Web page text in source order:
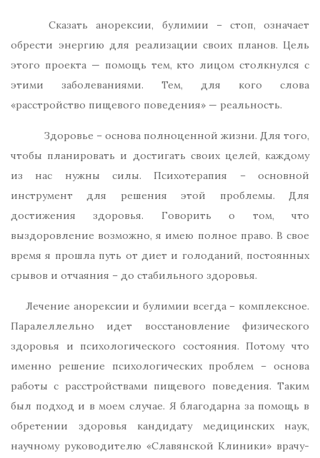
Сказать анорексии, булимии – стоп, означает
обрести энергию для реализации своих планов. Цель
этого проекта — помощь тем, кто лицом столкнулся с
этими заболеваниями. Тем, для кого слова
«расстройство пищевого поведения» — реальность.
Здоровье – основа полноценной жизни. Для того,
чтобы планировать и достигать своих целей, каждому
из нас нужны силы. Психотерапия – основной
инструмент для решения этой проблемы. Для
достижения здоровья. Говорить о том, что
выздоровление возможно, я имею полное право. В свое
время я прошла путь от диет и голоданий, постоянных
срывов и отчаяния – до стабильного здоровья.
Лечение анорексии и булимии всегда – комплексное.
Паралеллельно идет восстановление физического
здоровья и психологического состояния. Потому что
именно решение психологических проблем – основа
работы с расстройствами пищевого поведения. Таким
был подход и в моем случае. Я благодарна за помощь в
обретении здоровья кандидату медицинских наук,
научному руководителю «Славянской Клиники» врачу-